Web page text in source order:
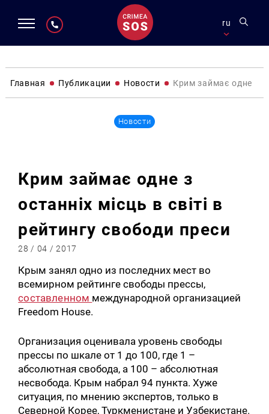
ru
Главная Публикации Новости Крим займає одне з
Новости
Крим займає одне з
останніх місць в світі в
рейтингу свободи преси
28 / 04 / 2017
Крым занял одно из последних мест во
всемирном рейтинге свободы прессы,
составленном международной организацией
Freedom House.
Организация оценивала уровень свободы
прессы по шкале от 1 до 100, где 1 –
абсолютная свобода, а 100 – абсолютная
несвобода. Крым набрал 94 пункта. Хуже
ситуация, по мнению экспертов, только в
Северной Корее, Туркменистане и Узбекистане.